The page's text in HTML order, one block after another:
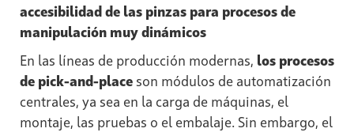
accesibilidad de las pinzas para procesos de
manipulación muy dinámicos
En las líneas de producción modernas, los procesos
de pick-and-place son módulos de automatización
centrales, ya sea en la carga de máquinas, el
montaje, las pruebas o el embalaje. Sin embargo, el